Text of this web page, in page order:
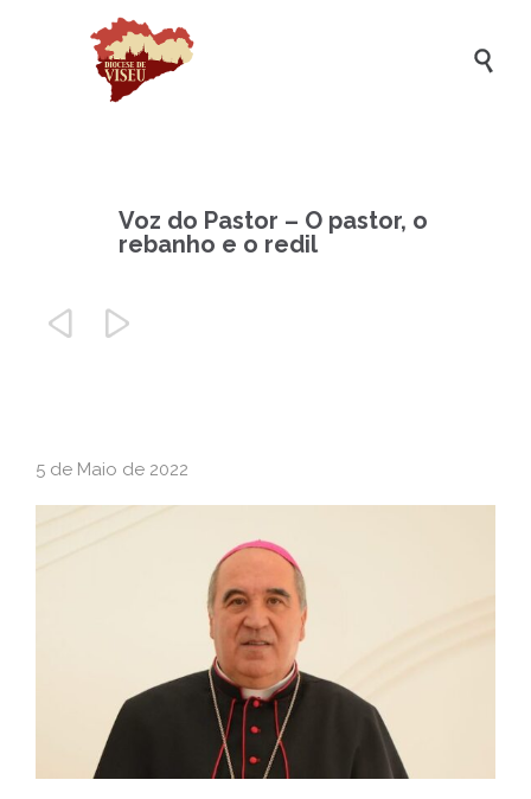

Voz do Pastor – O pastor, o
rebanho e o redil
 
5 de Maio de 2022